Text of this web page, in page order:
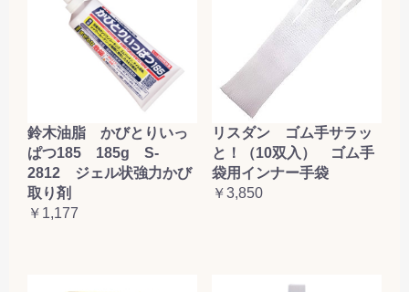
鈴木油脂 かびとりいっ
ぱつ185 185g S-
2812 ジェル状強力かび
取り剤
￥1,177
リスダン ゴム手サラッ
と！（10双入） ゴム手
袋用インナー手袋
￥3,850